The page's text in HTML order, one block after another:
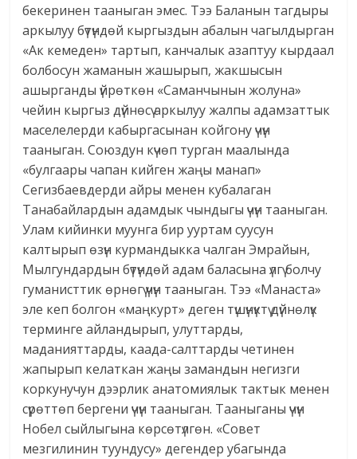
бекеринен тааныган эмес. Тээ Баланын тагдыры
аркылуу бүтүндөй кыргыздын абалын чагылдырган
«Ак кемеден» тартып, канчалык азаптуу кырдаал
болбосун жаманын жашырып, жакшысын
ашырганды үйрөткөн «Саманчынын жолуна»
чейин кыргыз дүйнөсү аркылуу жалпы адамзаттык
маселелерди кабыргасынан койгону үчүн
тааныган. Союздун күчөп турган маалында
«булгаары чапан кийген жаңы манап»
Сегизбаевдерди айры менен кубалаган
Танабайлардын адамдык чындыгы үчүн тааныган.
Улам кийинки муунга бир ууртам суусун
калтырып өзүн курмандыкка чалган Эмрайын,
Мылгундардын бүтүндөй адам баласына үлгү болчу
гуманисттик өрнөгү үчүн тааныган. Тээ «Манаста»
эле кеп болгон «маңкурт» деген түшүнүктү дүйнөлүк
терминге айландырып, улуттарды,
маданияттарды, каада-салттарды четинен
жапырып келаткан жаңы замандын негизги
коркунучун дээрлик анатомиялык тактык менен
сүрөттөп бергени үчүн тааныган. Тааныганы үчүн
Нобел сыйлыгына көрсөтүлгөн. «Совет
мезгилинин туундусу» дегендер убагында